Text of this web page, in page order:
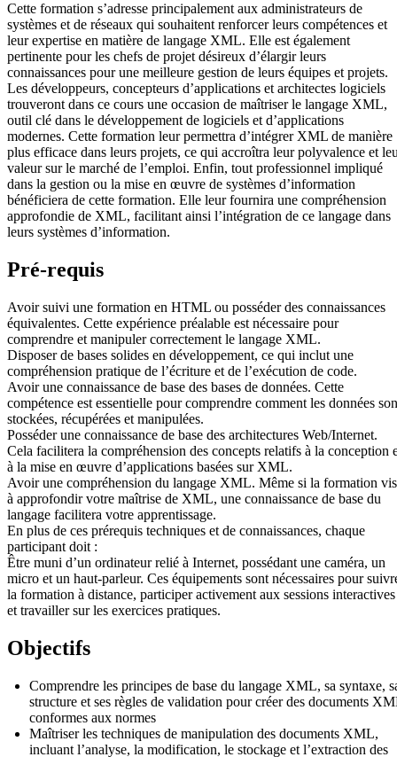
Cette formation s’adresse principalement aux administrateurs de
systèmes et de réseaux qui souhaitent renforcer leurs compétences et
leur expertise en matière de langage XML. Elle est également
pertinente pour les chefs de projet désireux d’élargir leurs
connaissances pour une meilleure gestion de leurs équipes et projets.
Les développeurs, concepteurs d’applications et architectes logiciels
trouveront dans ce cours une occasion de maîtriser le langage XML,
outil clé dans le développement de logiciels et d’applications
modernes. Cette formation leur permettra d’intégrer XML de manière
plus efficace dans leurs projets, ce qui accroîtra leur polyvalence et
valeur sur le marché de l’emploi. Enfin, tout professionnel impliqué
dans la gestion ou la mise en œuvre de systèmes d’information
bénéficiera de cette formation. Elle leur fournira une compréhension
approfondie de XML, facilitant ainsi l’intégration de ce langage dans
leurs systèmes d’information.
Pré-requis
Avoir suivi une formation en HTML ou posséder des connaissances
équivalentes. Cette expérience préalable est nécessaire pour
comprendre et manipuler correctement le langage XML.
Disposer de bases solides en développement, ce qui inclut une
compréhension pratique de l’écriture et de l’exécution de code.
Avoir une connaissance de base des bases de données. Cette
compétence est essentielle pour comprendre comment les données
stockées, récupérées et manipulées.
Posséder une connaissance de base des architectures Web/Internet.
Cela facilitera la compréhension des concepts relatifs à la conception
à la mise en œuvre d’applications basées sur XML.
Avoir une compréhension du langage XML. Même si la formation
à approfondir votre maîtrise de XML, une connaissance de base du
langage facilitera votre apprentissage.
En plus de ces prérequis techniques et de connaissances, chaque
participant doit :
Être muni d’un ordinateur relié à Internet, possédant une caméra, un
micro et un haut-parleur. Ces équipements sont nécessaires pour
la formation à distance, participer activement aux sessions interactives
et travailler sur les exercices pratiques.
Objectifs
Comprendre les principes de base du langage XML, sa syntaxe,
structure et ses règles de validation pour créer des documents
conformes aux normes
Maîtriser les techniques de manipulation des documents XML,
incluant l’analyse, la modification, le stockage et l’extraction des